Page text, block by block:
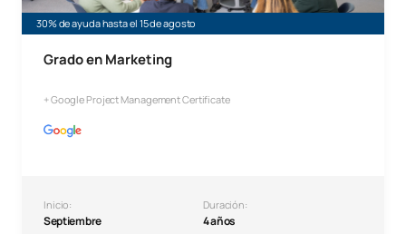
30% de ayuda hasta el 15 de agosto
Grado en Marketing
+ Google Project Management Certificate
Inicio:
Septiembre
Duración:
4 años